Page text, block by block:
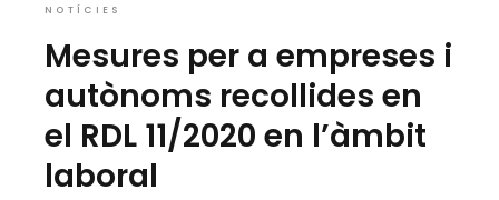
NOTÍCIES
Mesures per a empreses i
autònoms recollides en
el RDL 11/2020 en l’àmbit
laboral